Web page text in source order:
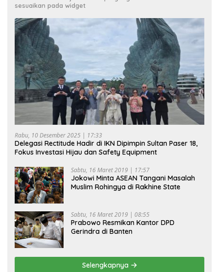
sesuaikan pada widget
Rabu, 10 Desember 2025 | 17:33
Delegasi Rectitude Hadir di IKN Dipimpin Sultan Paser 18,
Fokus Investasi Hijau dan Safety Equipment
Sabtu, 16 Maret 2019 | 17:57
Jokowi Minta ASEAN Tangani Masalah
Muslim Rohingya di Rakhine State
Sabtu, 16 Maret 2019 | 08:55
Prabowo Resmikan Kantor DPD
Gerindra di Banten
Selengkapnya